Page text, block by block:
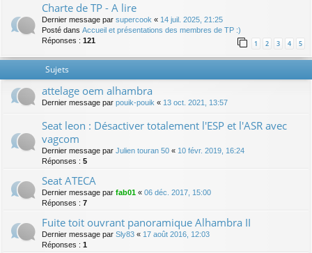
Charte de TP - A lire
Dernier message par supercook « 14 juil. 2025, 21:25
Posté dans Accueil et présentations des membres de TP :)
Réponses : 121 1 2 3 4 5
Sujets
attelage oem alhambra
Dernier message par pouik-pouik « 13 oct. 2021, 13:57
Seat leon : Désactiver totalement l'ESP et l'ASR avec
vagcom
Dernier message par Julien touran 50 « 10 févr. 2019, 16:24
Réponses : 5
Seat ATECA
Dernier message par fab01 « 06 déc. 2017, 15:00
Réponses : 7
Fuite toit ouvrant panoramique Alhambra II
Dernier message par Sly83 « 17 août 2016, 12:03
Réponses : 1